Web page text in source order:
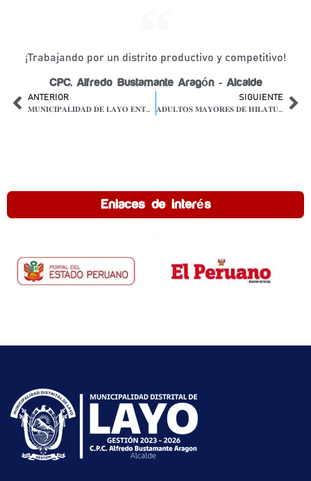
¡Trabajando por un distrito productivo y competitivo!
CPC. Alfredo Bustamante Aragón - Alcalde
ANTERIOR
𝐌𝐔𝐍𝐈𝐂𝐈𝐏𝐀𝐋𝐈𝐃𝐀𝐃 𝐃𝐄 𝐋𝐀𝐘𝐎 𝐄𝐍𝐓𝐑𝐄𝐆Ó 𝐀𝐋𝐈𝐌𝐄𝐍𝐓𝐎𝐒 𝐁𝐀𝐋𝐀𝐍𝐂𝐄𝐀𝐃𝐎𝐒 𝐏𝐀𝐑𝐀 𝐏𝐑𝐎𝐃𝐔𝐂𝐓𝐎𝐑𝐄𝐒 𝐃𝐄 𝐓𝐑𝐔𝐂𝐇𝐀
SIGUIENTE
𝐀𝐃𝐔𝐋𝐓𝐎𝐒 𝐌𝐀𝐘𝐎𝐑𝐄𝐒 𝐃𝐄 𝐇𝐈𝐋𝐀𝐓𝐔𝐍𝐆𝐀 𝐑𝐄𝐂𝐈𝐁𝐈𝐄𝐑𝐎𝐍 𝐓𝐀𝐋𝐋𝐄𝐑 𝐃𝐄 𝐂𝐀𝐏𝐀𝐂𝐈𝐓𝐀𝐂𝐈Ó𝐍 𝐏𝐀𝐑𝐀 𝐅𝐎𝐑𝐓𝐀𝐋𝐄𝐂𝐄𝐑 𝐒𝐔𝐒 𝐂𝐀𝐏𝐀𝐂𝐈𝐃𝐀𝐃𝐄𝐒
Enlaces de interés